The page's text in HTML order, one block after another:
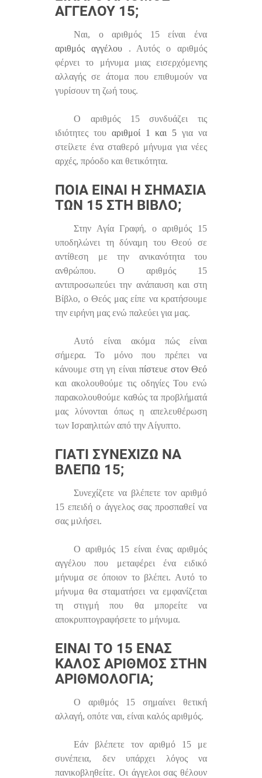
ΑΓΓΈΛΟΥ 15;
Ναι, ο αριθμός 15 είναι ένα
αριθμός αγγέλου. Αυτός ο αριθμός
φέρνει το μήνυμα μιας εισερχόμενης
αλλαγής σε άτομα που επιθυμούν να
γυρίσουν τη ζωή τους.
Ο αριθμός 15 συνδυάζει τις
ιδιότητες του αριθμοί 1 και 5 για να
στείλετε ένα σταθερό μήνυμα για νέες
αρχές, πρόοδο και θετικότητα.
ΠΟΙΑ ΕΊΝΑΙ Η ΣΗΜΑΣΊΑ
ΤΩΝ 15 ΣΤΗ ΒΊΒΛΟ;
Στην Αγία Γραφή, ο αριθμός 15
υποδηλώνει τη δύναμη του Θεού σε
αντίθεση με την ανικανότητα του
ανθρώπου. Ο αριθμός 15
αντιπροσωπεύει την ανάπαυση και στη
Βίβλο, ο Θεός μας είπε να κρατήσουμε
την ειρήνη μας ενώ παλεύει για μας.
Αυτό είναι ακόμα πώς είναι
σήμερα. Το μόνο που πρέπει να
κάνουμε στη γη είναι πίστευε στον Θεό
και ακολουθούμε τις οδηγίες Του ενώ
παρακολουθούμε καθώς τα προβλήματά
μας λύνονται όπως η απελευθέρωση
των Ισραηλιτών από την Αίγυπτο.
ΓΙΑΤΊ ΣΥΝΕΧΊΖΩ ΝΑ
ΒΛΈΠΩ 15;
Συνεχίζετε να βλέπετε τον αριθμό
15 επειδή ο άγγελος σας προσπαθεί να
σας μιλήσει.
Ο αριθμός 15 είναι ένας αριθμός
αγγέλου που μεταφέρει ένα ειδικό
μήνυμα σε όποιον το βλέπει. Αυτό το
μήνυμα θα σταματήσει να εμφανίζεται
τη στιγμή που θα μπορείτε να
αποκρυπτογραφήσετε το μήνυμα.
ΕΊΝΑΙ ΤΟ 15 ΈΝΑΣ
ΚΑΛΌΣ ΑΡΙΘΜΌΣ ΣΤΗΝ
ΑΡΙΘΜΟΛΟΓΊΑ;
Ο αριθμός 15 σημαίνει θετική
αλλαγή, οπότε ναι, είναι καλός αριθμός.
Εάν βλέπετε τον αριθμό 15 με
συνέπεια, δεν υπάρχει λόγος να
πανικοβληθείτε. Οι άγγελοι σας θέλουν